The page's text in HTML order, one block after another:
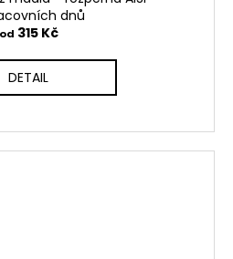
dnů
od 315 Kč
DETAIL